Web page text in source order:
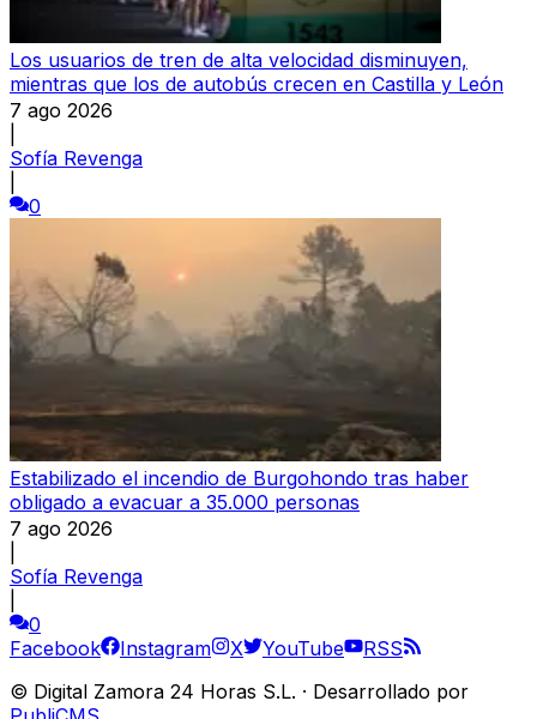
Los usuarios de tren de alta velocidad disminuyen,
mientras que los de autobús crecen en Castilla y León
7 ago 2026
Sofía Revenga
0
Estabilizado el incendio de Burgohondo tras haber
obligado a evacuar a 35.000 personas
7 ago 2026
Sofía Revenga
0
Facebook
Instagram X YouTube
RSS
© Digital Zamora 24 Horas S.L. · Desarrollado por